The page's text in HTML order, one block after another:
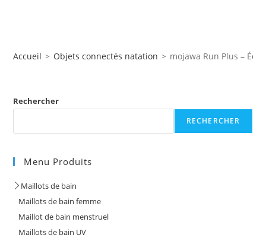
Accueil > Objets connectés natation > mojawa Run Plus –
Rechercher
RECHERCHER
Menu Produits
Maillots de bain
Maillots de bain femme
Maillot de bain menstruel
Maillots de bain UV